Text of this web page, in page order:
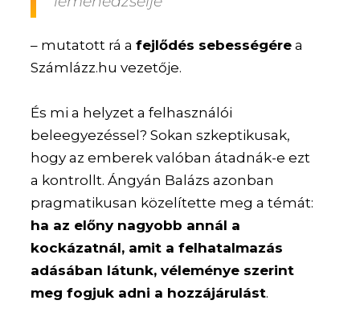
– mutatott rá afejlődés sebességére a
Számlázz.hu vezetője.
És mi a helyzet a felhasználói
beleegyezéssel? Sokan szkeptikusak,
hogy az emberek valóban átadnák-e ezt
a kontrollt. Ángyán Balázs azonban
pragmatikusan közelítette meg a témát:
ha az előny nagyobb annál a
kockázatnál, amit a felhatalmazás
adásában látunk, véleménye szerint
meg fogjuk adni a hozzájárulást.